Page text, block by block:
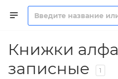
Книжки
записные
1